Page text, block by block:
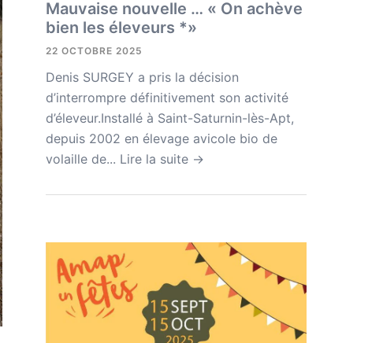
Mauvaise nouvelle … « On achève
bien les éleveurs *»
22 OCTOBRE 2025
Denis SURGEY a pris la décision
d’interrompre définitivement son activité
d’éleveur.Installé à Saint-Saturnin-lès-Apt,
depuis 2002 en élevage avicole bio de
volaille de... Lire la suite →